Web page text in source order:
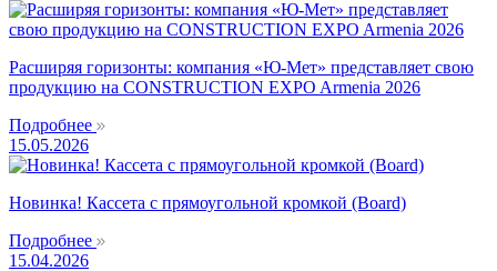
Расширяя горизонты: компания «Ю-Мет» представляет свою
продукцию на CONSTRUCTION EXPO Armenia 2026
Подробнее
15.05.2026
Новинка! Кассета с прямоугольной кромкой (Board)
Подробнее
15.04.2026